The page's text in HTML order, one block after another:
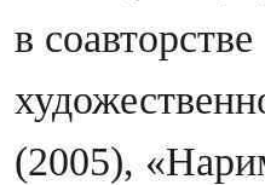
в
(2005),